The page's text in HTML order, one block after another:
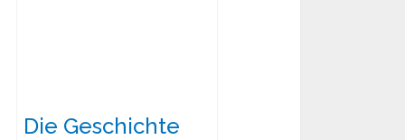
Die Geschichte